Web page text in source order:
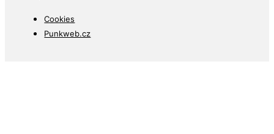
Cookies
Punkweb.cz